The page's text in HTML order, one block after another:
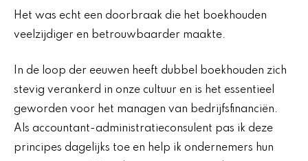
Het was echt een doorbraak die het boekhouden
veelzijdiger en betrouwbaarder maakte.
In de loop der eeuwen heeft dubbel boekhouden zich
stevig verankerd in onze cultuur en is het essentieel
geworden voor het managen van bedrijfsfinanciën.
Als accountant-administratieconsulent pas ik deze
principes dagelijks toe en help ik ondernemers hun